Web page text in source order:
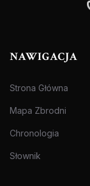
NAWIGACJA
Strona Główna
Mapa Zbrodni
Chronologia
Słownik